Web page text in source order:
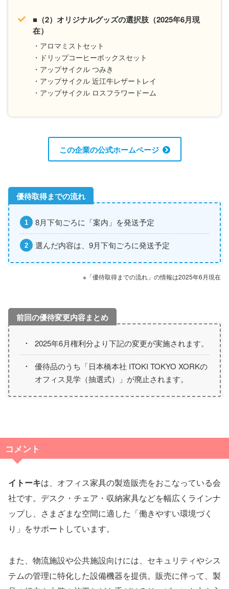
■（2）オリジナルグッズの選択肢（2025年6月現
在）
・アロマミストセット
・ドリップコーヒーボックスセット
・アップサイクル つみき
・アップサイクル 近江牛レザートレイ
・アップサイクル ロスフラワードーム
この企業の公式ホームページ
8月下旬ごろに「案内」を発送予定
選んだ内容は、9月下旬ごろに発送予定
※「優待取得までの流れ」の情報は2025年6月現在
2025年6月権利分より下記の変更が実施されます。
優待品のうち「日本橋本社 ITOKI TOKYO XORKの
オフィス見学（抽選式）」が廃止されます。
コメント
イトーキは、オフィス家具の製造販売をおこなっている会
社です。デスク・チェア・収納家具などを幅広くラインナ
ップし、さまざまな空間に適した「働きやすい環境づく
り」をサポートしています。
また、物流施設や公共施設向けには、セキュリティやシス
テムの管理に特化した設備機器を提供。販売に伴って、製